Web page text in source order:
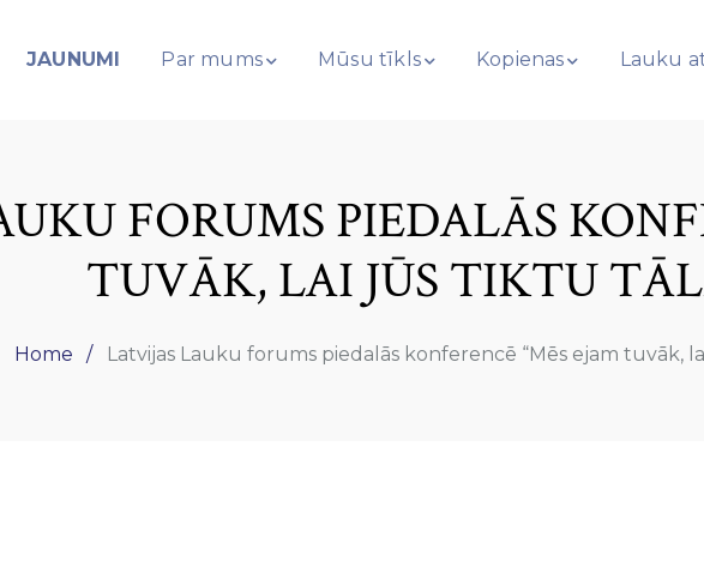
JAUNUMI Par mums Mūsu tīkls Kopienas Lauku
FORUMS PIEDALĀS
TUVĀK, LAI JŪS TIKTU
Home Latvijas Lauku forums piedalās konferencē “Mēs ejam tuvāk,